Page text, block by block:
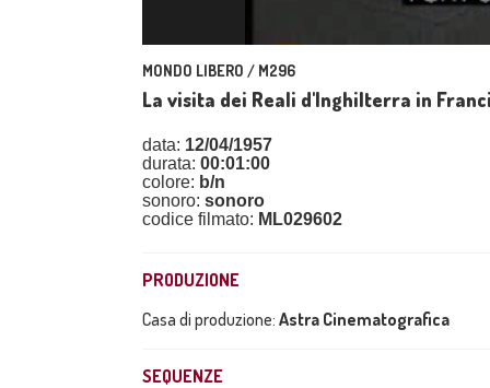
MONDO LIBERO / M296
La visita dei Reali d'Inghilterra in
data: 12/04/1957
durata: 00:01:00
colore: b/n
sonoro: sonoro
codice filmato: ML029602
PRODUZIONE
Casa di produzione: Astra Cinematografica
SEQUENZE